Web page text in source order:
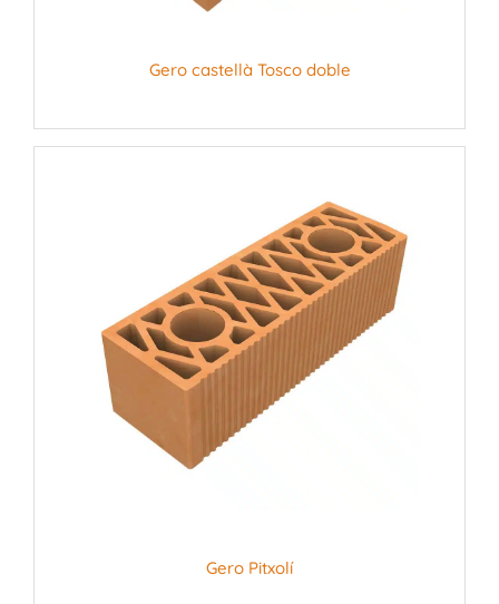
Gero castellà Tosco doble
Gero Pitxolí